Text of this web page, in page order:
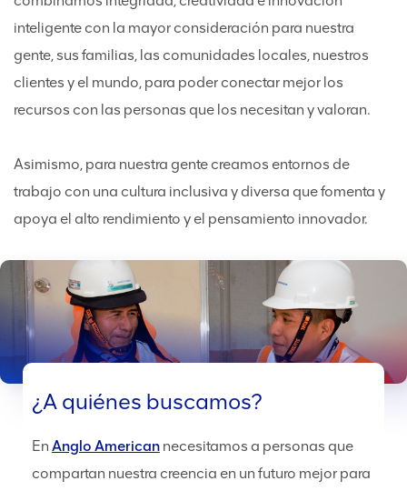
inteligente con la mayor consideración para nuestra
gente, sus familias, las comunidades locales, nuestros
clientes y el mundo, para poder conectar mejor los
recursos con las personas que los necesitan y valoran.
Asimismo, para nuestra gente creamos entornos de
trabajo con una cultura inclusiva y diversa que fomenta y
apoya el alto rendimiento y el pensamiento innovador.
¿A quiénes buscamos?
En Anglo Americannecesitamos a personas que
compartan nuestra creencia en un futuro mejor para